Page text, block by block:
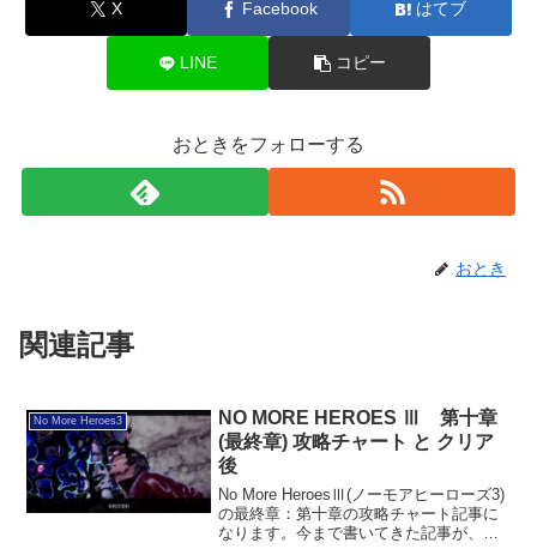
X Facebook はてブ
LINE コピー
おときをフォローする
おとき
関連記事
No More Heroes3
NO MORE HEROES Ⅲ 第十章
(最終章) 攻略チャート と クリア
後
No More HeroesⅢ(ノーモアヒーローズ3)
の最終章：第十章の攻略チャート記事に
なります。今まで書いてきた記事が、皆